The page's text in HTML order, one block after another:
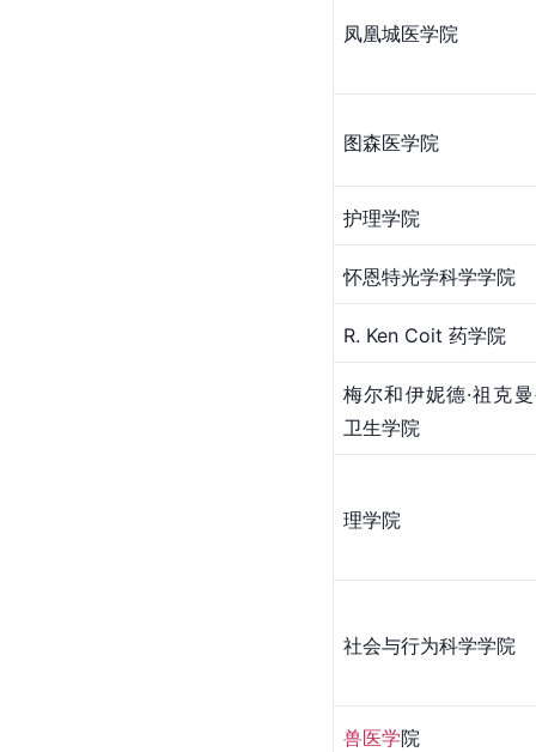
凤凰城医学院
图森医学院
护理学院
怀恩特光学科学学院
R. Ken Coit 药学院
梅尔和伊妮德·祖克
卫生学院
理学院
社会与行为科学学院
兽医学院